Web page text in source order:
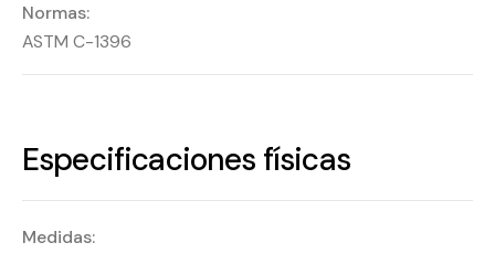
Normas:
ASTM C-1396
Especificaciones físicas
Medidas: